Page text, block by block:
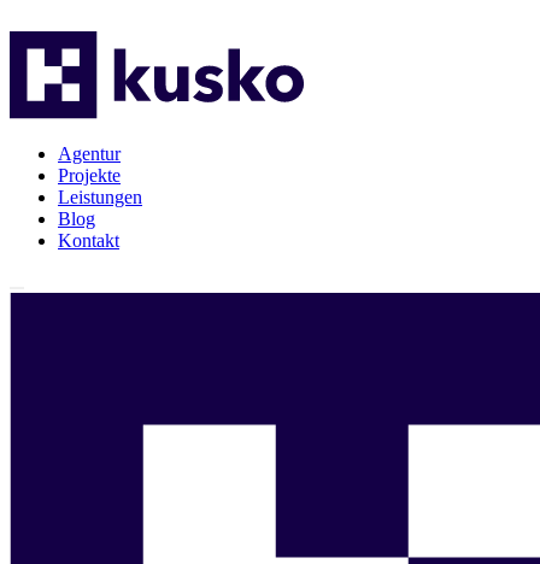
Agentur
Projekte
Leistungen
Blog
Kontakt